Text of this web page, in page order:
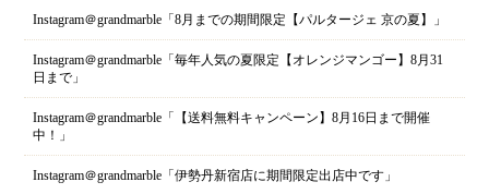
Instagram＠grandmarble「8月までの期間限定【パルタージェ 京の夏】」
Instagram＠grandmarble「毎年人気の夏限定【オレンジマンゴー】8月31
日まで」
Instagram＠grandmarble「【送料無料キャンペーン】8月16日まで開催
中！」
Instagram＠grandmarble「伊勢丹新宿店に期間限定出店中です」